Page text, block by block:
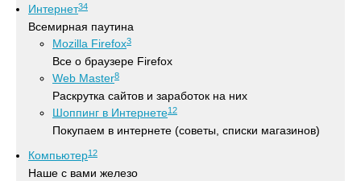
Интернет34
Всемирная паутина
Mozilla Firefox3
Все о браузере Firefox
Web Master8
Раскрутка сайтов и заработок на них
Шоппинг в Интернете12
Покупаем в интернете (советы, списки магазинов)
Компьютер12
Наше с вами железо